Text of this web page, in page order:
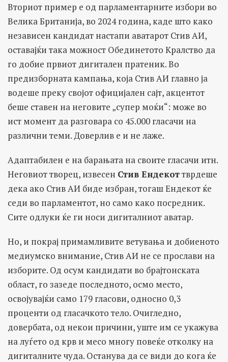
Вториот пример е од парламентарните избори во
Велика Британија, во 2024 година, каде што како
независен кандидат настапи аватарот Стив АИ,
оставајќи така можност Обединетото Кралство да
го добие првиот дигитален пратеник. Во
предизборната кампања, која Стив АИ главно ја
водеше преку својот официјален сајт, акцентот
беше ставен на неговите „супер моќи“: може во
ист момент да разговара со 45.000 гласачи на
различни теми. Доверлив е и не лаже.
Адаптабилен е на барањата на своите гласачи итн.
Неговиот творец, извесен Стив Ендекоттврдеше
дека ако Стив АИ биде избран, тогаш Ендекот ќе
седи во парламентот, но само како посредник.
Сите одлуки ќе ги носи дигиталниот аватар.
Но, и покрај примамливите ветувања и добиеното
медиумско внимание, Стив АИ не се прослави на
изборите. Од осум кандидати во брајтонската
област, го зазеде последното, осмо место,
освојувајќи само 179 гласови, односно 0,3
проценти од гласачкото тело. Очигледно,
довербата, од некои причини, уште им се укажува
на луѓето од крв и месо многу повеќе отколку на
дигиталните чуда. Останува да се види до кога ќе